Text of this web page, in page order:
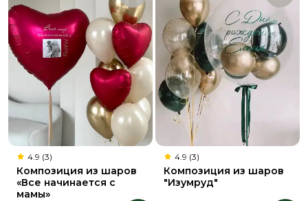
4.9 (3)
Композиция из шаров
«Все начинается с
мамы»
4.9 (3)
Композиция из шаров
"Изумруд"